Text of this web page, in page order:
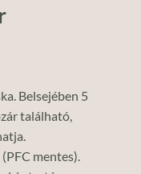
Belsejében 5
található,
mentes).